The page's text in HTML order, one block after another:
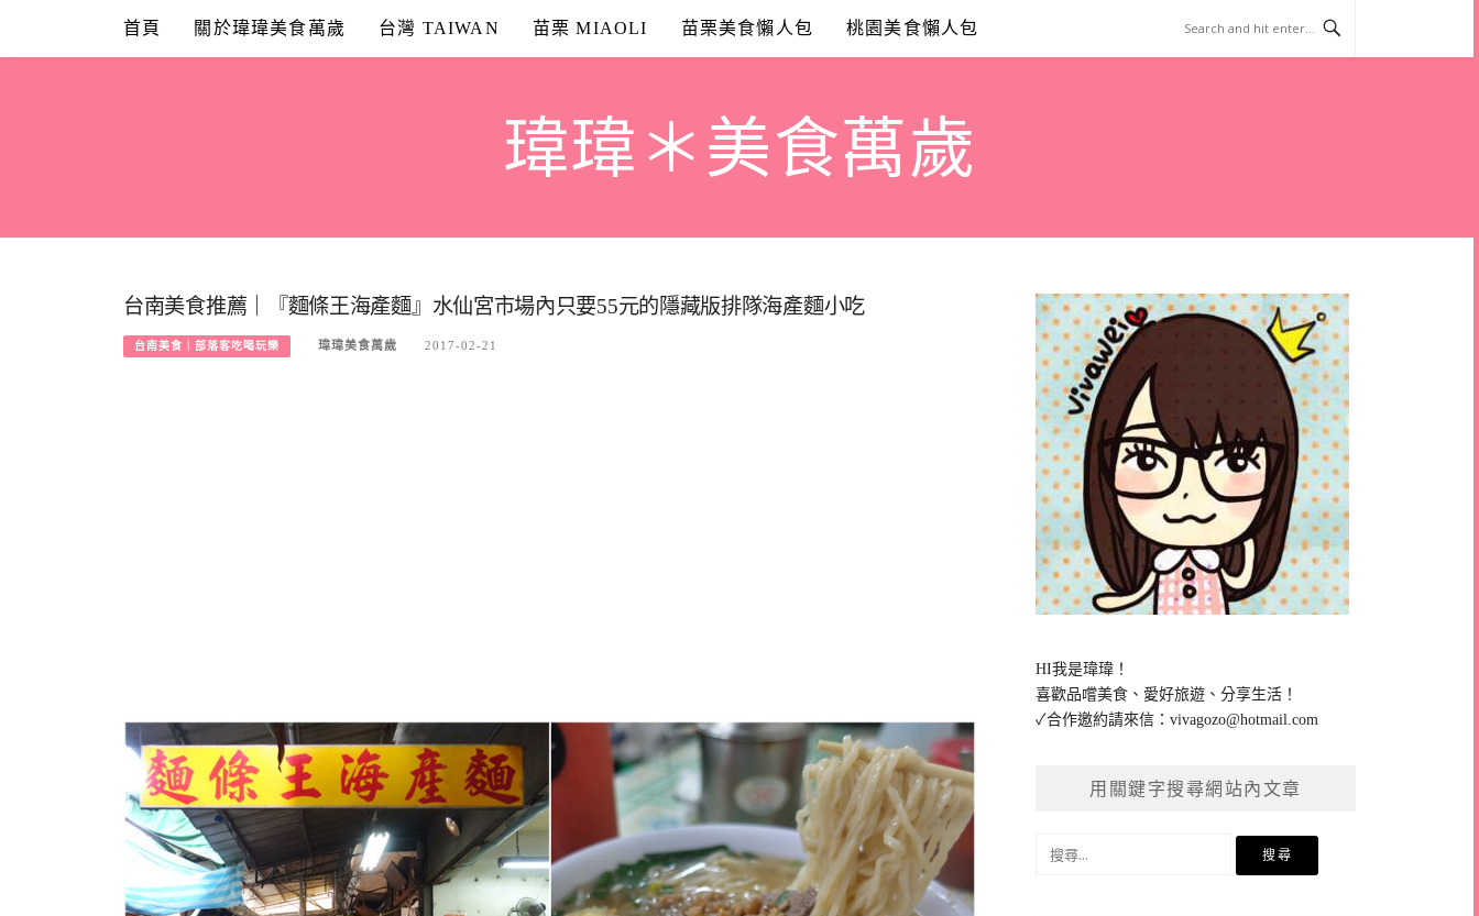
content
首頁 關於瑋瑋美食萬歲 台灣 TAIWAN 苗栗 MIAOLI 苗栗美食懶人包 桃園美食懶人包
瑋瑋＊美食萬歲
台南美食推薦｜『麵條王海產麵』水仙宮市場內只要55元的隱藏版排隊海產麵小吃
台南美食｜部落客吃喝玩樂 瑋瑋美食萬歲 2017-02-21
HI我是瑋瑋！
喜歡品嚐美食、愛好旅遊、分享生活！
✓合作邀約請來信：vivagozo@hotmail.com
用關鍵字搜尋網站內文章